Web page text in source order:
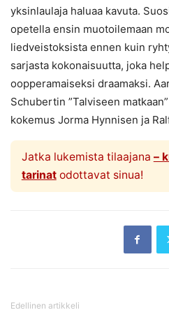
yksinlaulaja haluaa kavuta.
opetella ensin muotoilemaan
liedveistoksista ennen kuin
sarjasta kokonaisuutta, joka
oopperamaiseksi draamaksi.
Schubertin ”Talviseen
kokemus Jorma Hynnisen ja
Jatka lukemista tilaajana –
tarinatodottavat sinua!
Edellinen artikkeli